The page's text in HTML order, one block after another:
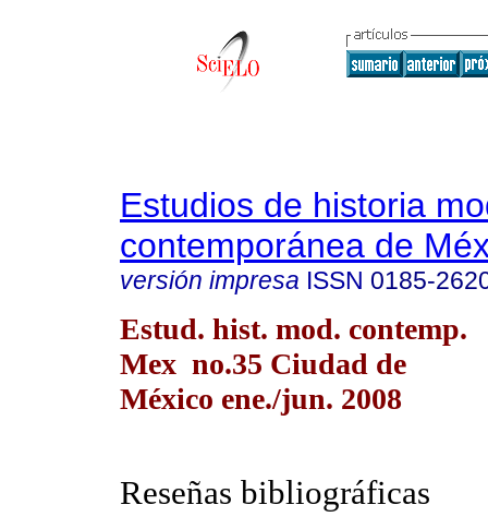
Estudios de historia
contemporánea de
versión impresa ISSN 0185-
Estud. hist. mod. contemp.
Mex no.35 Ciudad de
México ene./jun. 2008
Reseñas bibliográficas